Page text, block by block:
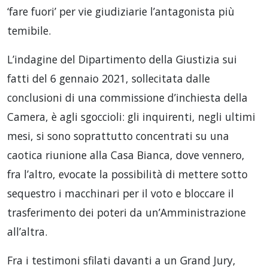
‘fare fuori’ per vie giudiziarie l’antagonista più
temibile.
L’indagine del Dipartimento della Giustizia sui
fatti del 6 gennaio 2021, sollecitata dalle
conclusioni di una commissione d’inchiesta della
Camera, è agli sgoccioli: gli inquirenti, negli ultimi
mesi, si sono soprattutto concentrati su una
caotica riunione alla Casa Bianca, dove vennero,
fra l’altro, evocate la possibilità di mettere sotto
sequestro i macchinari per il voto e bloccare il
trasferimento dei poteri da un’Amministrazione
all’altra.
Fra i testimoni sfilati davanti a un Grand Jury,